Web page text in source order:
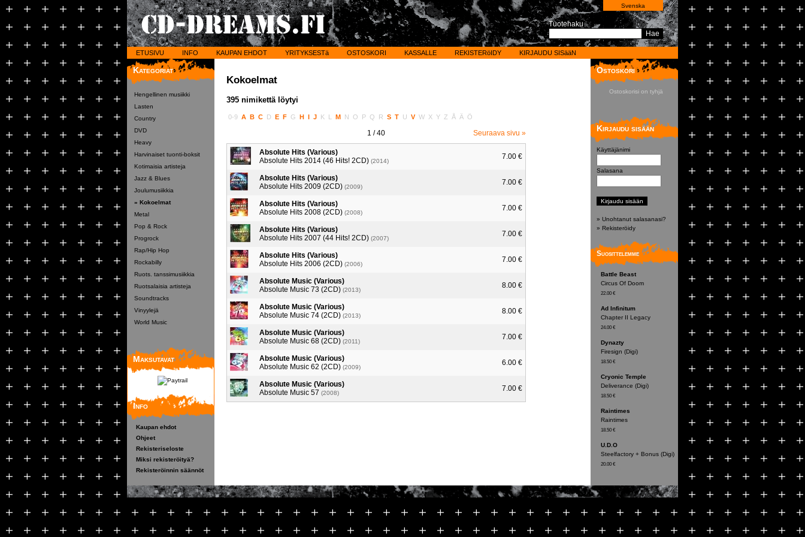
Svenska
Tuotehaku
Hae
ETUSIVU INFO KAUPAN EHDOT YRITYKSESTä OSTOSKORI KASSALLE REKISTERöIDY KIRJAUDU SISääN
Kategoriat
Hengellinen musiikki
Lasten
Country
DVD
Heavy
Harvinaiset tuonti-boksit
Kotimaisia artisteja
Jazz & Blues
Joulumusiikkia
» Kokoelmat
Metal
Pop & Rock
Progrock
Rap/Hip Hop
Rockabilly
Ruots. tanssimusiikkia
Ruotsalaisia artisteja
Soundtracks
Vinyylejä
World Music
Maksutavat
Info
Kaupan ehdot
Ohjeet
Rekisteriseloste
Miksi rekisteröityä?
Rekisteröinnin säännöt
Kokoelmat
395 nimikettä löytyi
0-9 A B C D E F G H I J K L M N O P Q R S T U V W X Y Z Å Ä Ö
1 / 40 Seuraava sivu »
Absolute Hits (Various)
Absolute Hits 2014 (46 Hits! 2CD) (2014)
7.00 €
Absolute Hits (Various)
Absolute Hits 2009 (2CD) (2009)
7.00 €
Absolute Hits (Various)
Absolute Hits 2008 (2CD) (2008)
7.00 €
Absolute Hits (Various)
Absolute Hits 2007 (44 Hits! 2CD) (2007)
7.00 €
Absolute Hits (Various)
Absolute Hits 2006 (2CD) (2006)
7.00 €
Absolute Music (Various)
Absolute Music 73 (2CD) (2013)
8.00 €
Absolute Music (Various)
Absolute Music 74 (2CD) (2013)
8.00 €
Absolute Music (Various)
Absolute Music 68 (2CD) (2011)
7.00 €
Absolute Music (Various)
Absolute Music 62 (2CD) (2009)
6.00 €
Absolute Music (Various)
Absolute Music 57 (2008)
7.00 €
Ostoskori
Ostoskorisi on tyhjä
Kirjaudu sisään
Käyttäjänimi
Salasana
» Unohtanut salasanasi?
» Rekisteröidy
Suosittelemme
Battle Beast
Circus Of Doom
22.00 €
Ad Infinitum
Chapter II Legacy
24.00 €
Dynazty
Firesign (Digi)
18.50 €
Cryonic Temple
Deliverance (Digi)
18.50 €
Raintimes
Raintimes
18.50 €
U.D.O
Steelfactory + Bonus (Digi)
20.00 €